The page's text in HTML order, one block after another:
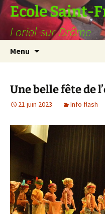
Ecole Saint-
Loriol-sur-Drôme
Menu
Une belle fête de
21 juin 2023 Info flash